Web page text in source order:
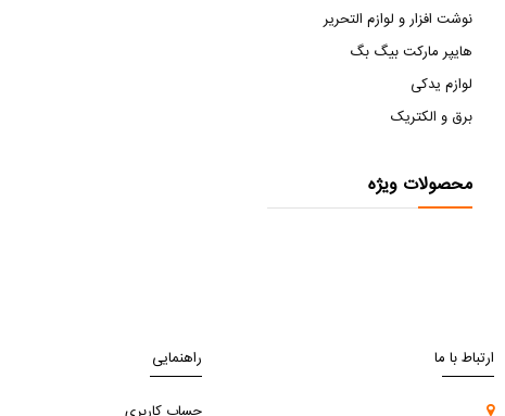
نوشت افزار و لوازم التحریر
هایپر مارکت بیگ بگ
لوازم یدکی
برق و الکتریک
محصولات ویژه
ارتباط با ما راهنمایی